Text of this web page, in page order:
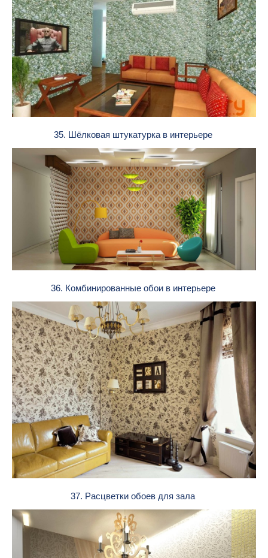
35. Шёлковая штукатурка в интерьере
36. Комбинированные обои в интерьере
37. Расцветки обоев для зала